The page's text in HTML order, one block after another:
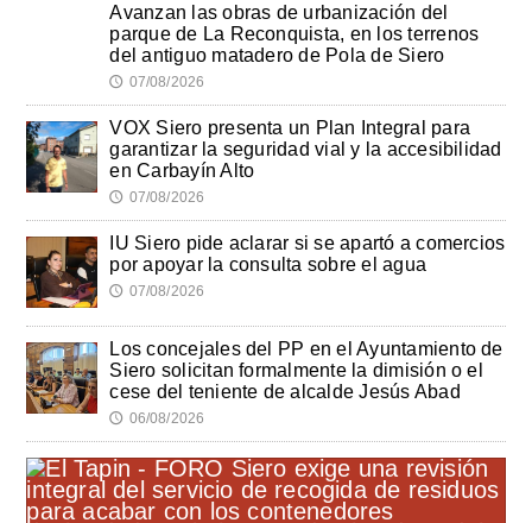
Avanzan las obras de urbanización del
parque de La Reconquista, en los terrenos
del antiguo matadero de Pola de Siero
🕔 07/08/2026
VOX Siero presenta un Plan Integral para
garantizar la seguridad vial y la accesibilidad
en Carbayín Alto
🕔 07/08/2026
IU Siero pide aclarar si se apartó a comercios
por apoyar la consulta sobre el agua
🕔 07/08/2026
Los concejales del PP en el Ayuntamiento de
Siero solicitan formalmente la dimisión o el
cese del teniente de alcalde Jesús Abad
🕔 06/08/2026